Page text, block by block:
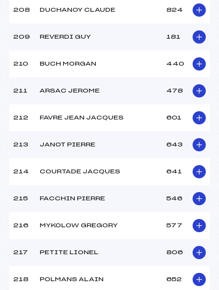
208 DUCHANOY CLAUDE 824
209 REVERDI GUY 181
210 BUCH MORGAN 440
211 ARSAC JEROME 478
212 FAVRE JEAN JACQUES 601
213 JANOT PIERRE 643
214 COURTADE JACQUES 641
215 FACCHIN PIERRE 546
216 MYKOLOW GREGORY 577
217 PETITE LIONEL 806
218 POLMANS ALAIN 652